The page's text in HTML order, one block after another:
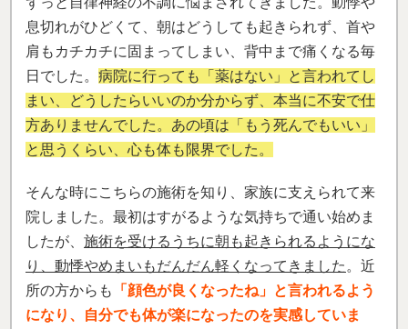
息切れがひどくて、朝はどうしても起きられず、首や
肩もカチカチに固まってしまい、背中まで痛くなる毎
日でした。 病院に行っても「薬はない」と言われてし
まい、どうしたらいいのか分からず、本当に不安で仕
方ありませんでした。あの頃は「もう死んでもいい」
と思うくらい、心も体も限界でした。
そんな時にこちらの施術を知り、家族に支えられて来
院しました。最初はすがるような気持ちで通い始めま
したが、 施術を受けるうちに朝も起きられるようにな
り、動悸やめまいもだんだん軽くなってきました 。近
所の方からも
「顔色が良くなったね」と言われるよう
になり、自分でも体が楽になったのを実感していま